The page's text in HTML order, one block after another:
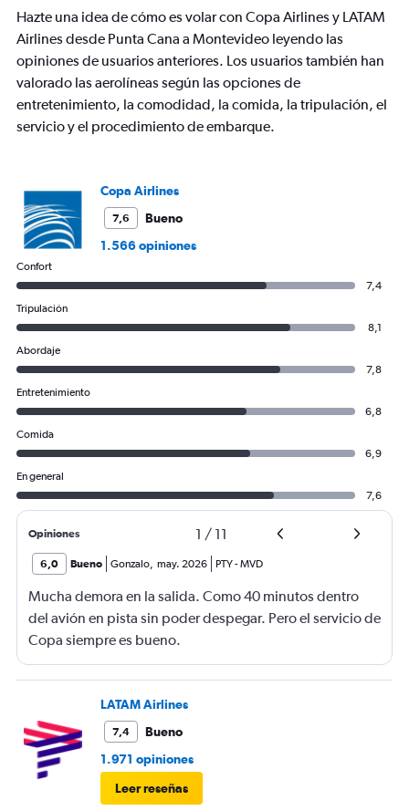
Hazte una idea de cómo es volar con Copa Airlines y LATAM
Airlines desde Punta Cana a Montevideo leyendo las
opiniones de usuarios anteriores. Los usuarios también han
valorado las aerolíneas según las opciones de
entretenimiento, la comodidad, la comida, la tripulación, el
servicio y el procedimiento de embarque.
Copa Airlines
7,6
Bueno
1.566 opiniones
Confort
7,4
Tripulación
8,1
Abordaje
7,8
Entretenimiento
6,8
Comida
6,9
En general
7,6
Opiniones 1 / 11
6,0 Bueno Gonzalo, may. 2026 PTY-MVD
Mucha demora en la salida. Como 40 minutos dentro
del avión en pista sin poder despegar. Pero el servicio de
Copa siempre es bueno.
LATAM Airlines
7,4
Bueno
1.971 opiniones
Leer reseñas